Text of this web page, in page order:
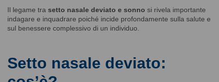
Il legame tra setto nasale deviato e sonno si rivela importante
indagare e inquadrare poiché incide profondamente sulla salute e
sul benessere complessivo di un individuo.
Setto nasale deviato: